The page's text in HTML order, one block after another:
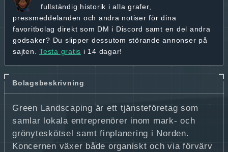
fullständig historik i alla grafer,
pressmeddelanden och andra notiser för dina
favoritbolag direkt som DM i Discord samt en del andra
godsaker? Du slipper dessutom störande annonser på
sajten. Testa gratis i 14 dagar!
Bolagsbeskrivning
Green Landscaping är ett tjänsteföretag som
samlar lokala entreprenörer inom mark‑ och
grönyteskötsel samt finplanering i Norden.
Koncernen växer både organiskt och via förvärv